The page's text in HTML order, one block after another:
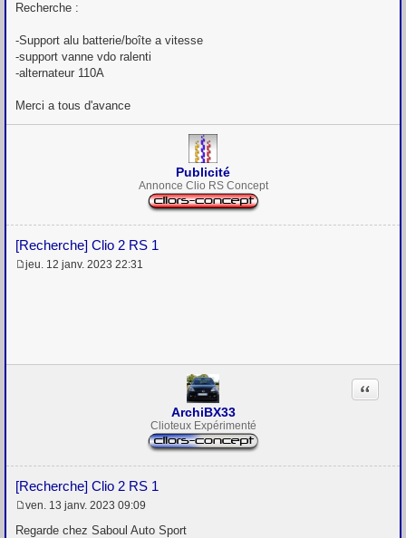
s
g
e
Recherche :
-Support alu batterie/boîte a vitesse
-support vanne vdo ralenti
-alternateur 110A
Merci a tous d'avance
Publicité
Annonce Clio RS Concept
[Recherche] Clio 2 RS 1
M
jeu. 12 janv. 2023 22:31
ArchiBX33
Clioteux Expérimenté
[Recherche] Clio 2 RS 1
Citation
e
ven. 13 janv. 2023 09:09
Regarde chez Saboul Auto Sport